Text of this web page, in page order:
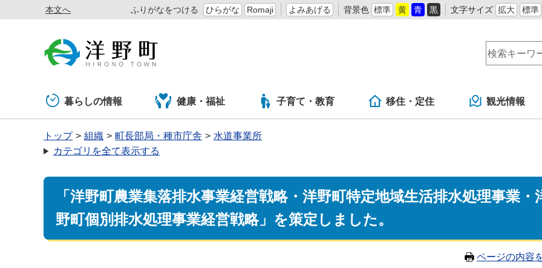
本文へ ふりがなをつける ひらがな Romaji よみあげる 背景色 標準 黄 青 黒 文字サイズ 拡大 標準
暮らしの情報 健康・福祉 子育て・教育 移住・定住 観光情報
トップ 組織 町長部局・種市庁舎
水道事業所
カテゴリを全て表示する
「洋野町農業集落排水事業経営戦略・洋野町特定地域生活排水処理事業・
野町個別排水処理事業経営戦略」を策定しました。
ページの内容